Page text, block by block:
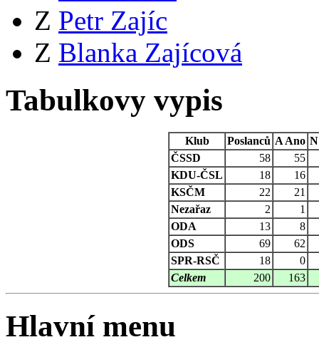
Z Petr Zajíc
Z Blanka Zajícová
Tabulkovy vypis
Klub Poslanců A Ano N
ČSSD
58
55
KDU-ČSL
18
16
KSČM
22
21
Nezařaz
2
1
ODA
13
8
ODS
69
62
SPR-RSČ
18
0
Celkem
200 163
Hlavní menu